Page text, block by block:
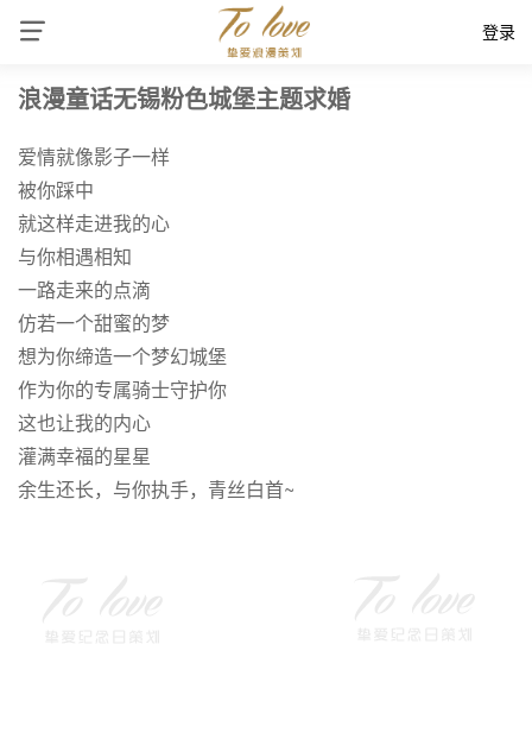
登录
浪漫童话无锡粉色城堡主题求婚
爱情就像影子一样
被你踩中
就这样走进我的心
与你相遇相知
一路走来的点滴
仿若一个甜蜜的梦
想为你缔造一个梦幻城堡
作为你的专属骑士守护你
这也让我的内心
灌满幸福的星星
余生还长，与你执手，青丝白首~